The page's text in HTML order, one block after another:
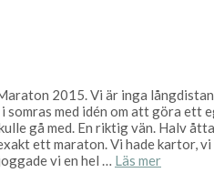
2015. Vi är inga
med idén om att göra ett
gå med. En riktig vän. Halv
ett maraton. Vi hade kartor,
vi en hel … Läs mer